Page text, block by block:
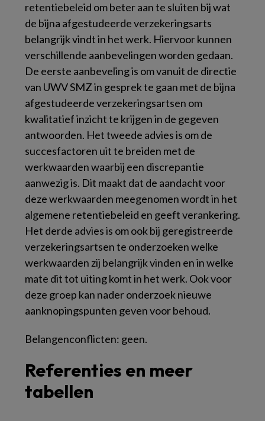
retentiebeleid om beter aan te sluiten bij wat
de bijna afgestudeerde verzekeringsarts
belangrijk vindt in het werk. Hiervoor kunnen
verschillende aanbevelingen worden gedaan.
De eerste aanbeveling is om vanuit de directie
van UWV SMZ in gesprek te gaan met de bijna
afgestudeerde verzekeringsartsen om
kwalitatief inzicht te krijgen in de gegeven
antwoorden. Het tweede advies is om de
succesfactoren uit te breiden met de
werkwaarden waarbij een discrepantie
aanwezig is. Dit maakt dat de aandacht voor
deze werkwaarden meegenomen wordt in het
algemene retentiebeleid en geeft verankering.
Het derde advies is om ook bij geregistreerde
verzekeringsartsen te onderzoeken welke
werkwaarden zij belangrijk vinden en in welke
mate dit tot uiting komt in het werk. Ook voor
deze groep kan nader onderzoek nieuwe
aanknopingspunten geven voor behoud.
Belangenconflicten: geen.
Referenties en meer
tabellen